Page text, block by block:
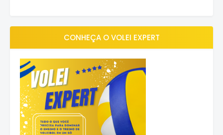
CONHEÇA O VOLEI EXPERT